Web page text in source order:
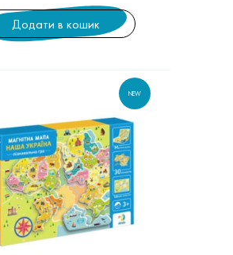
Додати в кошик
NEW